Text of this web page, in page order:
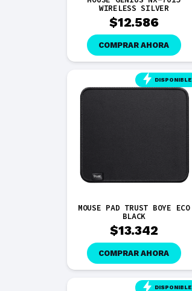
WIRELESS SILVER
$12.586
COMPRAR AHORA
DISPONIBLE
MOUSE PAD TRUST BOYE ECO
BLACK
$13.342
COMPRAR AHORA
DISPONIBLE